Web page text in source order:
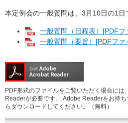
本定例会の一般質問は、3月10日の1日
一般質問（日程表）[PDFフ
一般質問（要旨）[PDFファ
PDF形式のファイルをご覧いただく場合に
Readerが必要です。
Adobe Readerをお持
らダウンロードしてください。（無料）